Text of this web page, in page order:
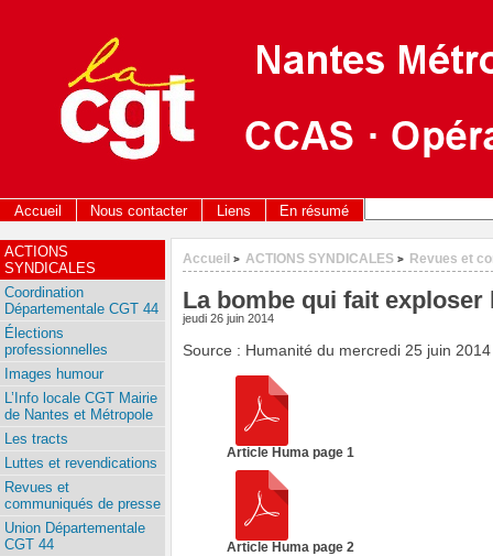
Accueil Nous contacter Liens En résumé
Accueil > ACTIONS SYNDICALES > Revues et
La bombe qui fait
jeudi 26 juin 2014
Source : Humanité du mercredi 25 juin 2014
Article Huma page 1
Article Huma page 2
ACTIONS
SYNDICALES
Coordination
Départementale CGT 44
Élections
professionnelles
Images humour
L’Info locale CGT Mairie
de Nantes et Métropole
Les tracts
Luttes et revendications
Revues et
communiqués de presse
Union Départementale
CGT 44